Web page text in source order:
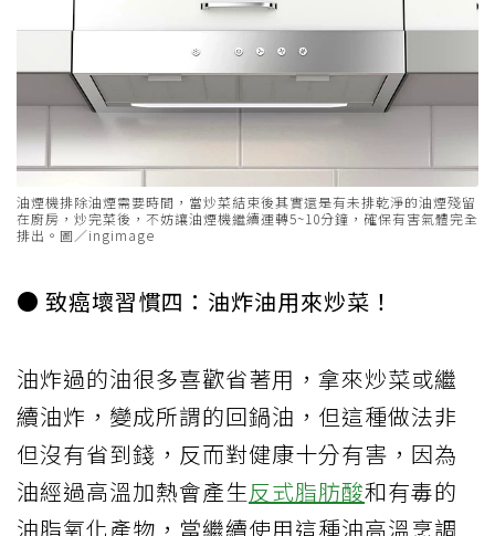
油煙機排除油煙需要時間，當炒菜結束後其實還是有未排乾淨的油煙殘留
在廚房，炒完菜後，不妨讓油煙機繼續運轉5~10分鐘，確保有害氣體完全
排出。圖／ingimage
● 致癌壞習慣四：油炸油用來炒菜！
油炸過的油很多喜歡省著用，拿來炒菜或繼
續油炸，變成所謂的回鍋油，但這種做法非
但沒有省到錢，反而對健康十分有害，因為
油經過高溫加熱會產生反式脂肪酸和有毒的
油脂氧化產物，當繼續使用這種油高溫烹調